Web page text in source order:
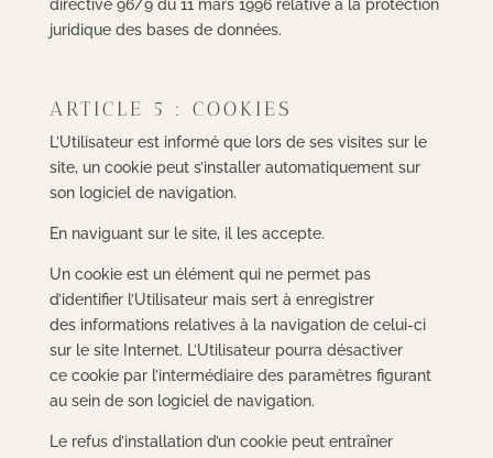
directive 96/9 du 11 mars 1996 relative à la protection
juridique des bases de données.
ARTICLE 5 : COOKIES
L’Utilisateur est informé que lors de ses visites sur le
site, un cookie peut s’installer automatiquement sur
son logiciel de navigation.
En naviguant sur le site, il les accepte.
Un cookie est un élément qui ne permet pas
d’identifier l’Utilisateur mais sert à enregistrer
des informations relatives à la navigation de celui-ci
sur le site Internet. L’Utilisateur pourra désactiver
ce cookie par l’intermédiaire des paramètres figurant
au sein de son logiciel de navigation.
Le refus d’installation d’un cookie peut entraîner